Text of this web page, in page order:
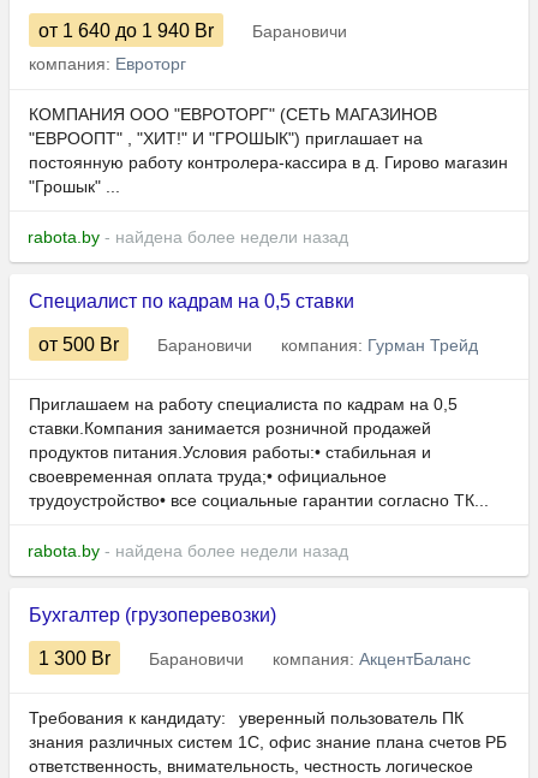
от 1 640 до 1 940 Br
Барановичи
компания: Евроторг
КОМПАНИЯ ООО "ЕВРОТОРГ" (СЕТЬ МАГАЗИНОВ
"ЕВРООПТ" , "ХИТ!" И "ГРОШЫК") приглашает на
постоянную работу контролера-кассира в д. Гирово магазин
"Грошык" ...
rabota.by - найдена более недели назад
Специалист по кадрам на 0,5 ставки
от 500 Br Барановичи компания: Гурман Трейд
Приглашаем на работу специалиста по кадрам на 0,5
ставки.Компания занимается розничной продажей
продуктов питания.Условия работы:• стабильная и
своевременная оплата труда;• официальное
трудоустройство• все социальные гарантии согласно ТК...
rabota.by - найдена более недели назад
Бухгалтер (грузоперевозки)
1 300 Br Барановичи компания: АкцентБаланс
Требования к кандидату: уверенный пользователь ПК
знания различных систем 1С, офис знание плана счетов РБ
ответственность, внимательность, честность логическое